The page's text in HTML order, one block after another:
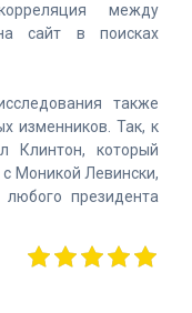
между
сайт в поисках
также
изменников. Так, к
Клинтон, который
Моникой Левински,
президента